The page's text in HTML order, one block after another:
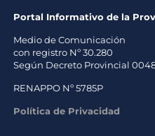
Portal Informativo de la
Medio de Comunicación
con registro Nº 30.280
Según Decreto Provincial
RENAPPO Nº 5785P
Política de Privacidad